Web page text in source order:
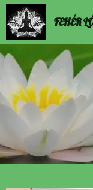
FEHÉR